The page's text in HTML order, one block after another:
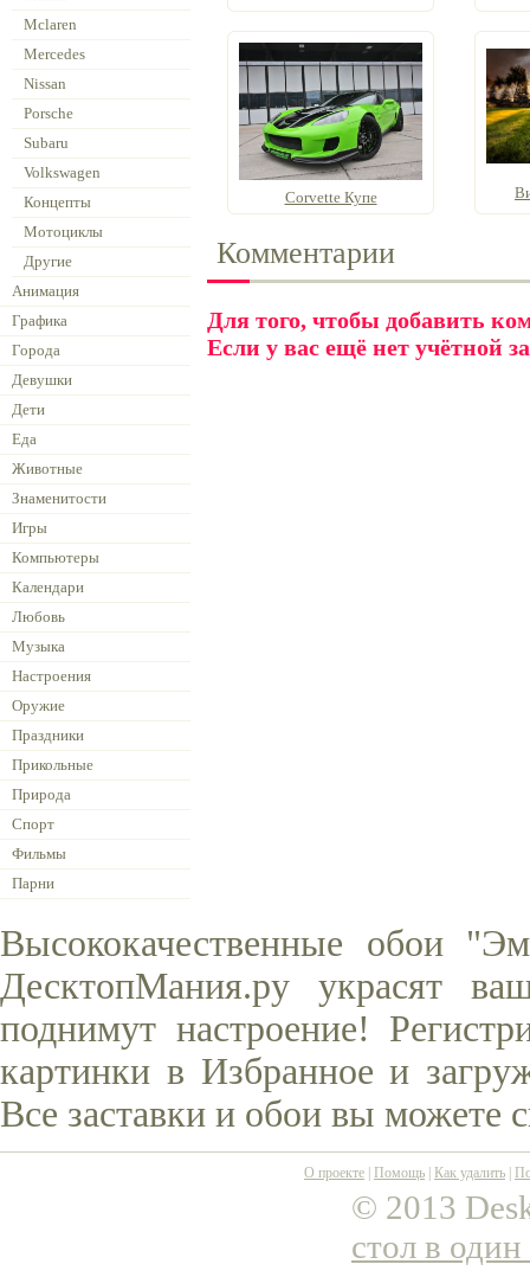
Mclaren
Mercedes
Nissan
Porsche
Subaru
Volkswagen
Концепты
Мотоциклы
Другие
Анимация
Графика
Города
Девушки
Дети
Еда
Животные
Знаменитости
Игры
Компьютеры
Календари
Любовь
Музыка
Настроения
Оружие
Праздники
Прикольные
Природа
Спорт
Фильмы
Парни
Corvette Купе
Комментарии
Для того, чтобы добавить
Если у вас ещё нет учётной
Высококачественные обои
ДесктопМания.ру украсят
поднимут настроение!
картинки в Избранное и
Все заставки и обои вы можете
О проекте Помощь Как удалить
© 2013
стол в